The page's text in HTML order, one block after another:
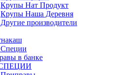
Крупы Нат Продукт
Крупы Наша Деревня
Другие производители
в банке